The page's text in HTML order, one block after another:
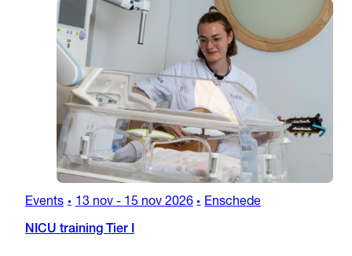
Events • 13 nov- 15 nov 2026 • Enschede
NICU training Tier I